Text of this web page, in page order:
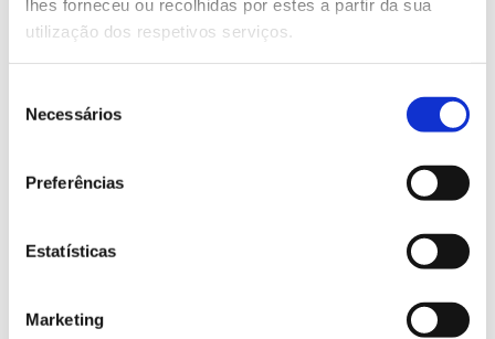
lhes forneceu ou recolhidas por estes a partir da sua
utilização dos respetivos serviços.
Necessários
Preferências
Estatísticas
Marketing
13.07.2026
Genoma do priolo e de outras espécies em risco:
02.07.2026
Registar galhas de Trichi em acácia-das-espigas:
cidadãos chamados a ajudar